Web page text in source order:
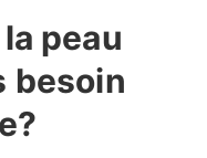
peau
besoin